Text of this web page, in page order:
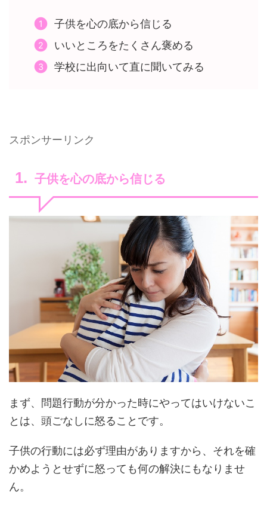
子供を心の底から信じる
いいところをたくさん褒める
学校に出向いて直に聞いてみる
スポンサーリンク
子供を心の底から信じる
まず、問題行動が分かった時にやってはいけないこ
とは、頭ごなしに怒ることです。
子供の行動には必ず理由がありますから、それを確
かめようとせずに怒っても何の解決にもなりませ
ん。